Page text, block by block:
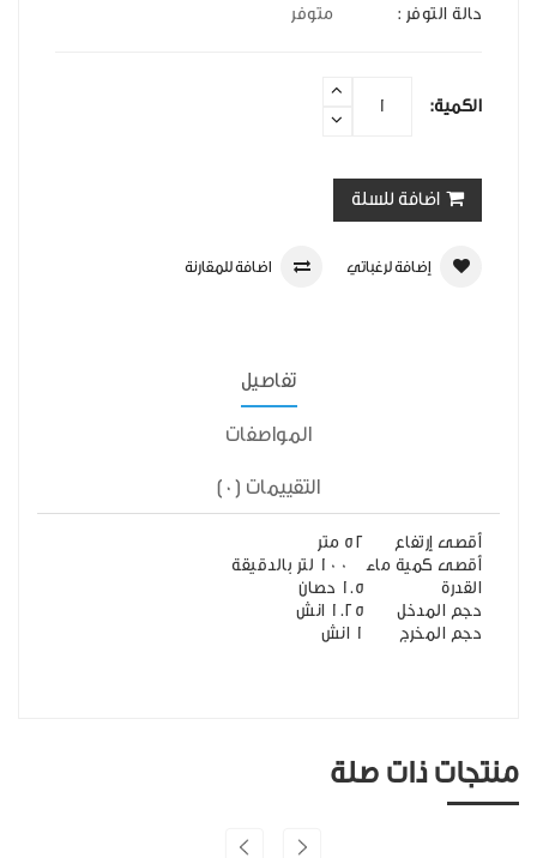
حالة التوفر : متوفر
الكمية:
اضافة للسلة
إضافة لرغباتي اضافة للمقارنة
تفاصيل
المواصفات
التقييمات (0)
أقصى إرتفاع
52 متر
أقصى كمية ماء
القدرة
1.5 حصان
حجم المدخل
1.25 انش
حجم المخرج
1 انش
منتجات ذات صلة